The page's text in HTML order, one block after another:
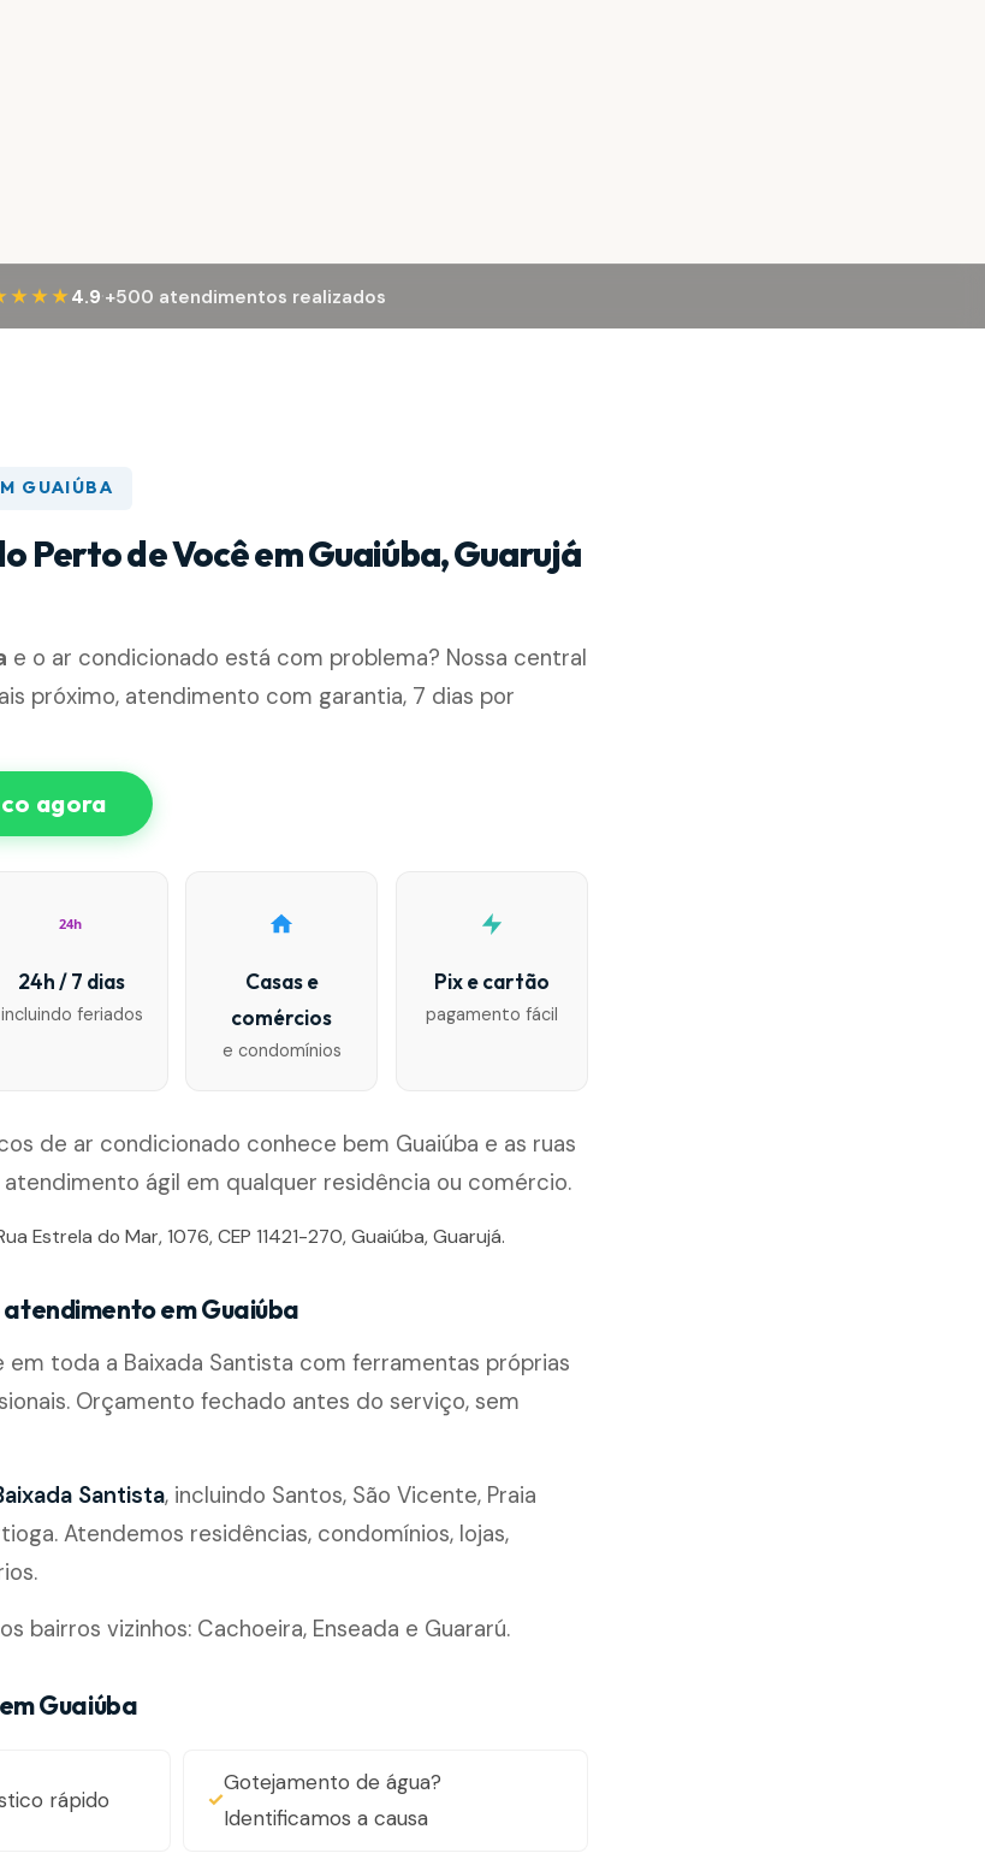
4.9·+500 atendimentos realizados
GUAIÚBA
Perto de Você em Guaiúba, Guarujá
e o ar condicionado está com problema? Nossa central
próximo, atendimento com garantia, 7 dias por
agora
24h
24h / 7 dias
incluindo feriados
Casas e
comércios
e condomínios
Pix e cartão
pagamento fácil
de ar condicionado conhece bem Guaiúba e as ruas
atendimento ágil em qualquer residência ou comércio.
Estrela do Mar, 1076, CEP 11421-270, Guaiúba, Guarujá.
em Guaiúba
em toda a Baixada Santista com ferramentas próprias
Orçamento fechado antes do serviço, sem
Santista, incluindo Santos, São Vicente, Praia
Atendemos residências, condomínios, lojas,
bairros vizinhos: Cachoeira, Enseada e Guararú.
Guaiúba
rápido
Gotejamento de água?
Identificamos a causa